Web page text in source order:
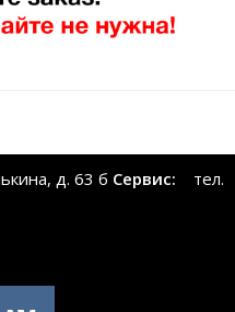
д. 63 б Сервис: тел.